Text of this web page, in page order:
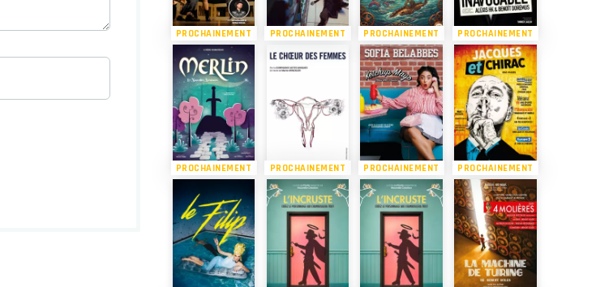
PROCHAINEMENT PROCHAINEMENT PROCHAINEMENT PROCHAINEMENT
PROCHAINEMENT PROCHAINEMENT PROCHAINEMENT PROCHAINEMENT